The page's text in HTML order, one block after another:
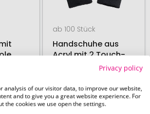
ab 100 Stück
Handschuhe aus
Acryl mit 2 Touch-
17. August
Privacy policy
analysis of our visitor data, to improve our website,
and to give you a great website experience. For
the cookies we use open the settings.